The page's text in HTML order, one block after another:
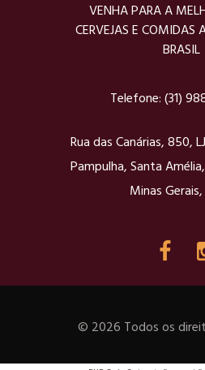
VENHA PARA A
CERVEJAS E COMIDAS
BRASIL
Telefone:(31)
Rua das Canárias, 850,
Pampulha, Santa
Minas
© 2026 Todos os